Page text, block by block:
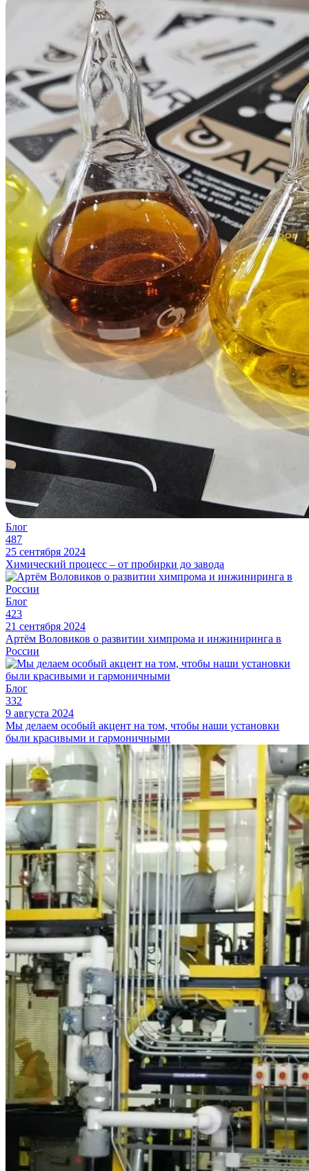
Блог
487
25 сентября 2024
Химический процесс – от пробирки до завода
Блог
423
21 сентября 2024
Артём Воловиков о развитии химпрома и инжиниринга в
России
Блог
332
9 августа 2024
Мы делаем особый акцент на том, чтобы наши установки
были красивыми и гармоничными